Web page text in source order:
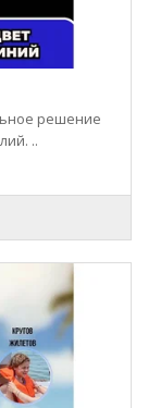
решение
..